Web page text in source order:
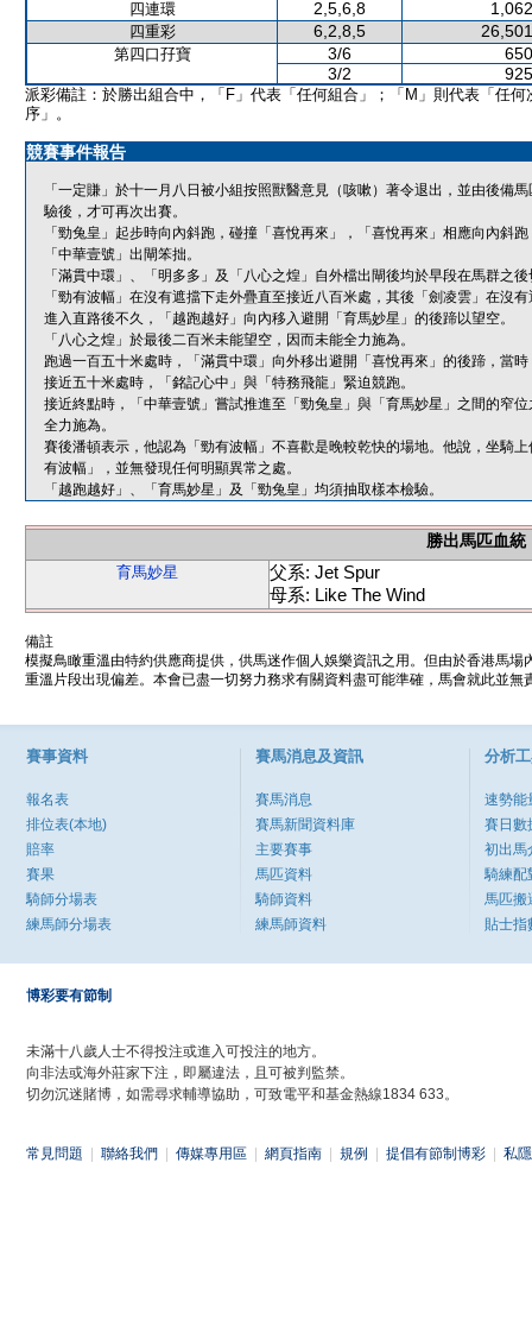
四連環 2,5,6,8
四重彩 6,2,8,5
第四口孖寶 3/6
3/2
派彩備註：於勝出組合中，「F」代表「任何組合」；「M」則代表「任何
序」。
競賽事件報告
「一定賺」於十一月八日被小組按照獸醫意見（咳嗽）著令退出，並由後備
驗後，才可再次出賽。
「勁兔皇」起步時向內斜跑，碰撞「喜悅再來」，「喜悅再來」相應向內斜
「中華壹號」出閘笨拙。
「滿貫中環」、「明多多」及「八心之煌」自外檔出閘後均於早段在馬群之
「勁有波幅」在沒有遮擋下走外疊直至接近八百米處，其後「劍凌雲」在沒
進入直路後不久，「越跑越好」向內移入避開「育馬妙星」的後蹄以望空。
「八心之煌」於最後二百米未能望空，因而未能全力施為。
跑過一百五十米處時，「滿貫中環」向外移出避開「喜悅再來」的後蹄，當
接近五十米處時，「銘記心中」與「特務飛龍」緊迫競跑。
接近終點時，「中華壹號」嘗試推進至「勁兔皇」與「育馬妙星」之間的窄
全力施為。
賽後潘頓表示，他認為「勁有波幅」不喜歡是晚較乾快的場地。他說，坐騎
有波幅」，並無發現任何明顯異常之處。
「越跑越好」、「育馬妙星」及「勁兔皇」均須抽取樣本檢驗。
勝出馬匹血統
育馬妙星
父系: Jet Spur
母系: Like The Wind
備註
模擬鳥瞰重溫由特約供應商提供，供馬迷作個人娛樂資訊之用。但由於香港馬
重溫片段出現偏差。本會已盡一切努力務求有關資料盡可能準確，馬會就此並
賽事資料
報名表
排位表(本地)
賠率
賽果
騎師分場表
練馬師分場表
賽馬消息及資訊
賽馬消息
賽馬新聞資料庫
主要賽事
馬匹資料
騎師資料
練馬師資料
分析
速勢能
賽日數
初出馬
騎練配
馬匹搬
貼士指
博彩要有節制
未滿十八歲人士不得投注或進入可投注的地方。
向非法或海外莊家下注，即屬違法，且可被判監禁。
切勿沉迷賭博，如需尋求輔導協助，可致電平和基金熱線1834 633。
常見問題 聯絡我們 傳媒專用區 網頁指南 規例 提倡有節制博彩 私